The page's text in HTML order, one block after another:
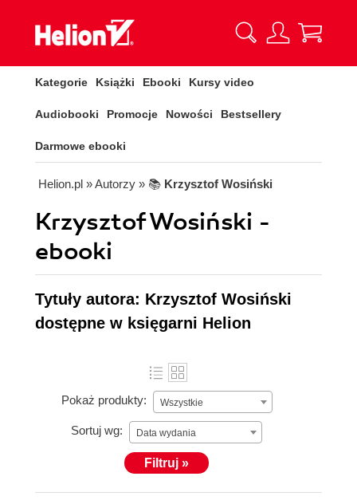
Kategorie Książki Ebooki Kursy video
Audiobooki Promocje Nowości Bestsellery
Darmowe ebooki
Helion.pl » Autorzy » 📚 Krzysztof Wosiński
Krzysztof Wosiński -
ebooki
Tytuły autora: Krzysztof Wosiński
dostępne w księgarni Helion
Pokaż produkty: Wszystkie
Sortuj wg: Data wydania
Filtruj »